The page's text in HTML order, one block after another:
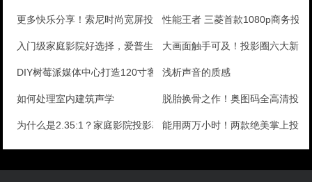
更多快乐分享！索尼时尚宽屏投影评测性能王者 三菱首款1080p商务投
入门级家庭影院好选择，爱普生CH-TW5200投影机大画面触手可及！投影圈六大新兴
DIY树莓派媒体中心打造120寸客厅家庭影院
浅析声音的质感
如何处理室内建筑声学 脱胎换骨之作！奥图码全高清投影
为什么是2.35:1？家庭影院投影幕比例浅谈能用两万小时！两款绝美掌上投影